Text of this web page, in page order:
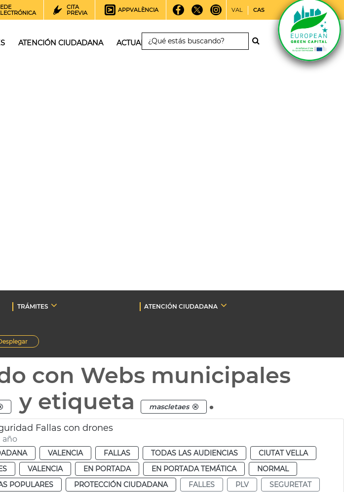
CITA
PREVIA
APPVALÈNCIA VAL CAS
ATENCIÓN CIUDADANA ACTUALIDAD
TRÁMITES
ATENCIÓN CIUDADANA
con Webs municipales
y etiqueta mascletaes .
Fallas con drones
año
VALENCIA FALLAS TODAS LAS AUDIENCIAS
CIUTAT VELLA
VALENCIA EN PORTADA EN PORTADA TEMÁTICA
NORMAL
POPULARES
PROTECCIÓN CIUDADANA FALLES PLV
SEGURETAT